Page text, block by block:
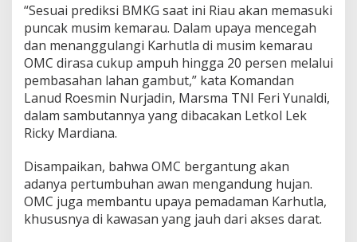
“Sesuai prediksi BMKG saat ini Riau akan memasuki
puncak musim kemarau. Dalam upaya mencegah
dan menanggulangi Karhutla di musim kemarau
OMC dirasa cukup ampuh hingga 20 persen melalui
pembasahan lahan gambut,” kata Komandan
Lanud Roesmin Nurjadin, Marsma TNI Feri Yunaldi,
dalam sambutannya yang dibacakan Letkol Lek
Ricky Mardiana.
Disampaikan, bahwa OMC bergantung akan
adanya pertumbuhan awan mengandung hujan.
OMC juga membantu upaya pemadaman Karhutla,
khususnya di kawasan yang jauh dari akses darat.